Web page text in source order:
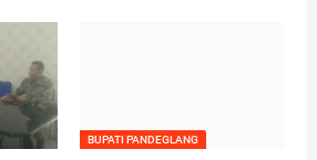
BUPATI PANDEGLANG